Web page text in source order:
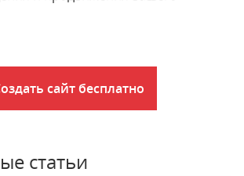
сайт бесплатно
статьи